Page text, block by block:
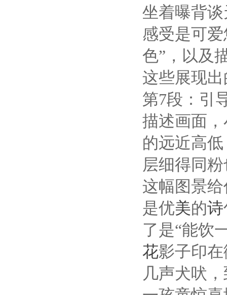
坐着曝背
感受是可
色” ，以及
这些展现
第7段：引
描述画面
的远近高
层细得同
这幅图景
是优美的诗
了是“能饮
花影子印
几声犬吠